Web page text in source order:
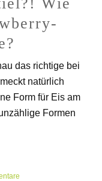
das richtige bei
natürlich
Form für Eis am
Formen